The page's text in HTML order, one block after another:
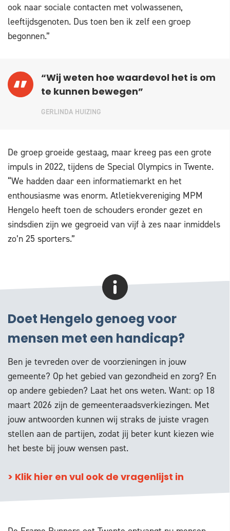
ook naar sociale contacten met volwassenen,
leeftijdsgenoten. Dus toen ben ik zelf een groep
begonnen.”
“Wij weten hoe waardevol het is om
te kunnen bewegen”
GERLINDA HUIZING
De groep groeide gestaag, maar kreeg pas een grote
impuls in 2022, tijdens de Special Olympics in Twente.
“We hadden daar een informatiemarkt en het
enthousiasme was enorm. Atletiekvereniging MPM
Hengelo heeft toen de schouders eronder gezet en
sindsdien zijn we gegroeid van vijf à zes naar inmiddels
zo’n 25 sporters.”
Doet Hengelo genoeg voor
mensen met een handicap?
Ben je tevreden over de voorzieningen in jouw
gemeente? Op het gebied van gezondheid en zorg? En
op andere gebieden? Laat het ons weten. Want: op 18
maart 2026 zijn de gemeenteraadsverkiezingen. Met
jouw antwoorden kunnen wij straks de juiste vragen
stellen aan de partijen, zodat jij beter kunt kiezen wie
het beste bij jouw wensen past.
> Klik hier en vul ook de vragenlijst in